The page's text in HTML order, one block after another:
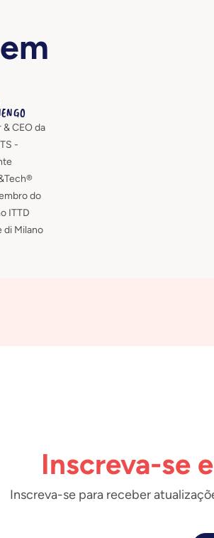
CEO da
-
do
ITTD
di Milano
Inscreva-se
Inscreva-se para receber